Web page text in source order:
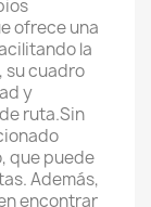
ofrece una
la
su cuadro
y
ruta.Sin
que puede
Además,
encontrar